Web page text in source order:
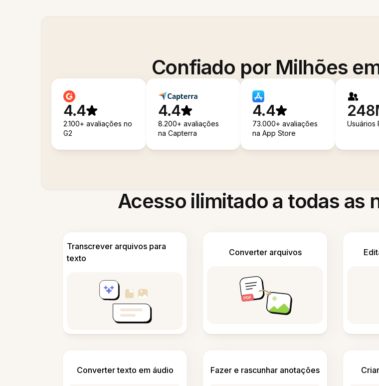
Confiado por Milhões
4.4
2.100+ avaliações no
G2
4.4
8.200+ avaliações
na Capterra
4.4
73.000+ avaliações
na App Store
Usuários
Acesso ilimitado a todas as
Transcrever arquivos para
texto
Converter arquivos
Converter texto em áudio Fazer e rascunhar anotações